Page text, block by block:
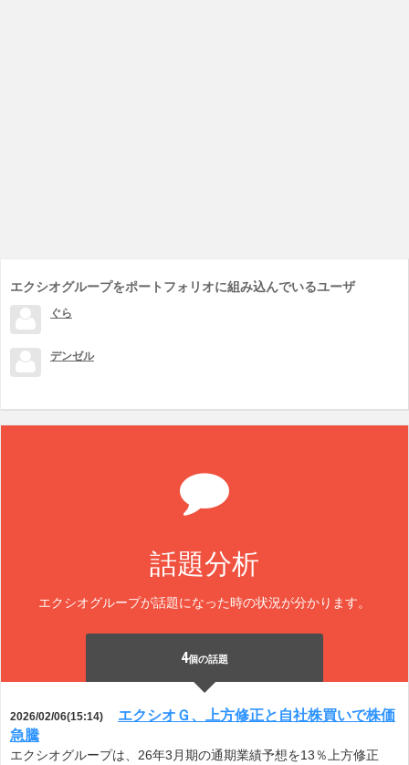
エクシオグループをポートフォリオに組み込んでいるユーザ
ぐら
デンゼル
話題分析
エクシオグループが話題になった時の状況が分かります。
4個の話題
2026/02/06(15:14)
エクシオＧ、上方修正と自社株買いで株価
急騰
エクシオグループは、26年3月期の通期業績予想を13％上方修正